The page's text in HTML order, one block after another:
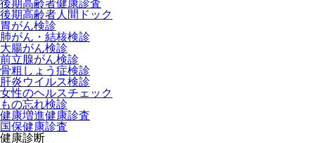
後期高齢者健康診査
後期高齢者人間ドック
胃がん検診
肺がん・結核検診
大腸がん検診
前立腺がん検診
骨粗しょう症検診
肝炎ウイルス検診
女性のヘルスチェック
もの忘れ検診
健康増進健康診査
国保健康診査
健康診断